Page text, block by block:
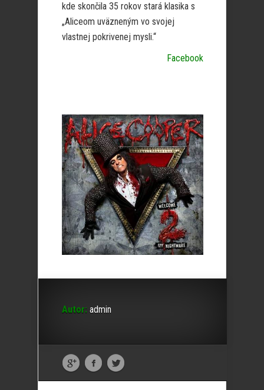
kde skončila 35 rokov stará klasika s
„Aliceom uväzneným vo svojej
vlastnej pokrivenej mysli.“
Facebook
Autor: admin